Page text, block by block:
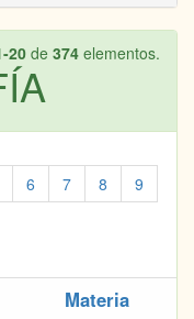
20de 374 elementos.
6 7 8
9
Materia